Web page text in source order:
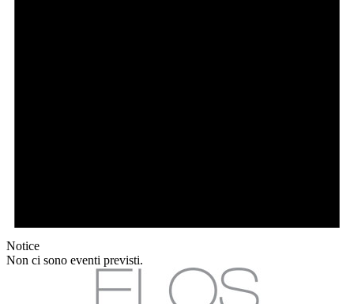
Notice
Non ci sono eventi previsti.